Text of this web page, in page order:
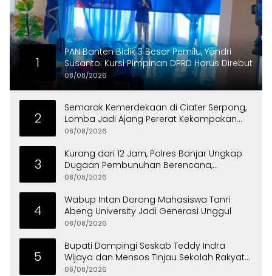
1
PAN Banten Bidik 3 Besar Pemilu, Yandri
Susanto: Kursi Pimpinan DPRD Harus Direbut
08/08/2026
2
Semarak Kemerdekaan di Ciater Serpong,
Lomba Jadi Ajang Pererat Kekompakan
Warga
08/08/2026
3
Kurang dari 12 Jam, Polres Banjar Ungkap
Dugaan Pembunuhan Berencana,
Tersangka Diciduk di Bandung
08/08/2026
4
Wabup Intan Dorong Mahasiswa Tanri
Abeng University Jadi Generasi Unggul
08/08/2026
5
Bupati Dampingi Seskab Teddy Indra
Wijaya dan Mensos Tinjau Sekolah Rakyat
di Curug
08/08/2026